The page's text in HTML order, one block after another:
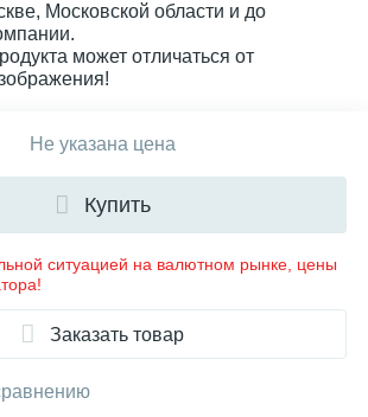
Московской области и до
может отличаться от
Не указана цена
Купить
ситуацией на валютном рынке, цены
Заказать товар